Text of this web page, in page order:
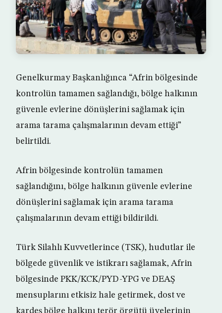
Genelkurmay Başkanlığınca “Afrin bölgesinde
kontrolün tamamen sağlandığı, bölge halkının
güvenle evlerine dönüşlerini sağlamak için
arama tarama çalışmalarının devam ettiği”
belirtildi.
Afrin bölgesinde kontrolün tamamen
sağlandığını, bölge halkının güvenle evlerine
dönüşlerini sağlamak için arama tarama
çalışmalarının devam ettiği bildirildi.
Türk Silahlı Kuvvetlerince (TSK), hudutlar ile
bölgede güvenlik ve istikrarı sağlamak, Afrin
bölgesinde PKK/KCK/PYD-YPG ve DEAŞ
mensuplarını etkisiz hale getirmek, dost ve